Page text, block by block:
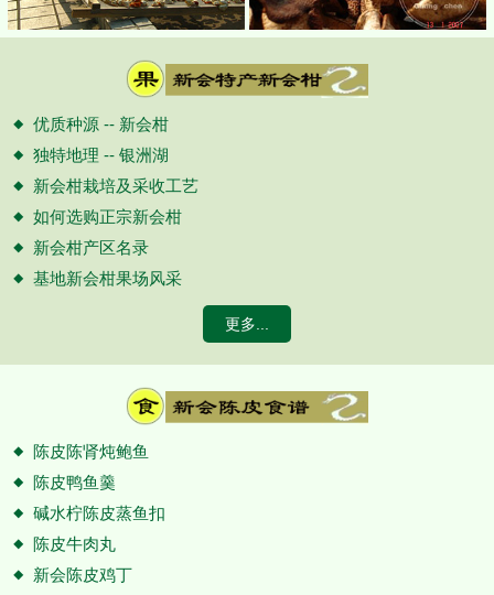
优质种源 -- 新会柑
独特地理 -- 银洲湖
新会柑栽培及采收工艺
如何选购正宗新会柑
新会柑产区名录
基地新会柑果场风采
更多...
陈皮陈肾炖鲍鱼
陈皮鸭鱼羹
碱水柠陈皮蒸鱼扣
陈皮牛肉丸
新会陈皮鸡丁